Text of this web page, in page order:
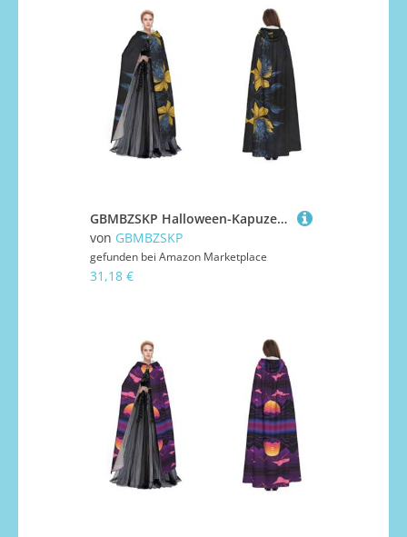
GBMBZSKP Halloween-Kapuzenumhang, Maskerade, Party, Cosplay, Ostern, Unisex, Vampir-Hexen-Umhang für Erwachsene
von GBMBZSKP
gefunden bei Amazon Marketplace
31,18 €